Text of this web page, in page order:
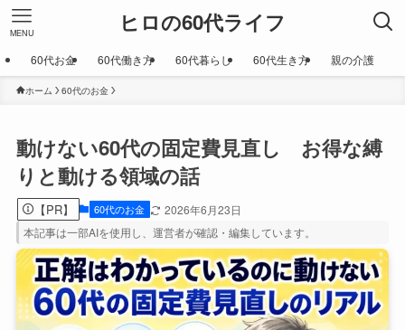
ヒロの60代ライフ
MENU
60代お金 60代働き方 60代暮らし 60代生き方 親の介護
ホーム 60代のお金
動けない60代の固定費見直し お得な縛
りと動ける領域の話
【PR】 60代のお金
2026年6月23日
本記事は一部AIを使用し、運営者が確認・編集しています。